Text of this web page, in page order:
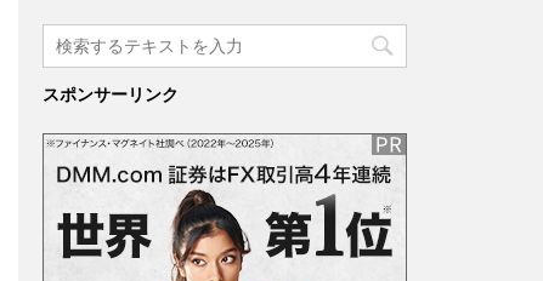
スポンサーリンク